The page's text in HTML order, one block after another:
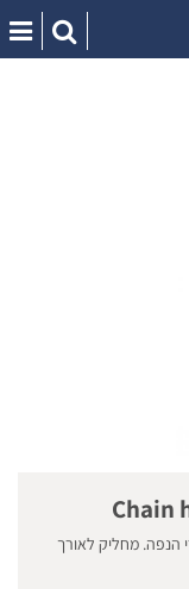
הנפה. מחליק לאורך